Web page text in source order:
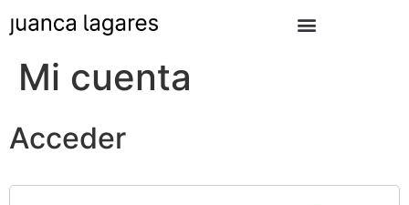
Mi cuenta
Acceder